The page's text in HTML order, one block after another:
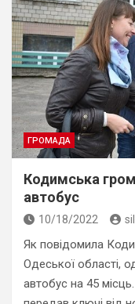
ГРОМАДА
Кодимська
автобус
10/18/2022
Як повідомила
Одеської області,
автобус на 45